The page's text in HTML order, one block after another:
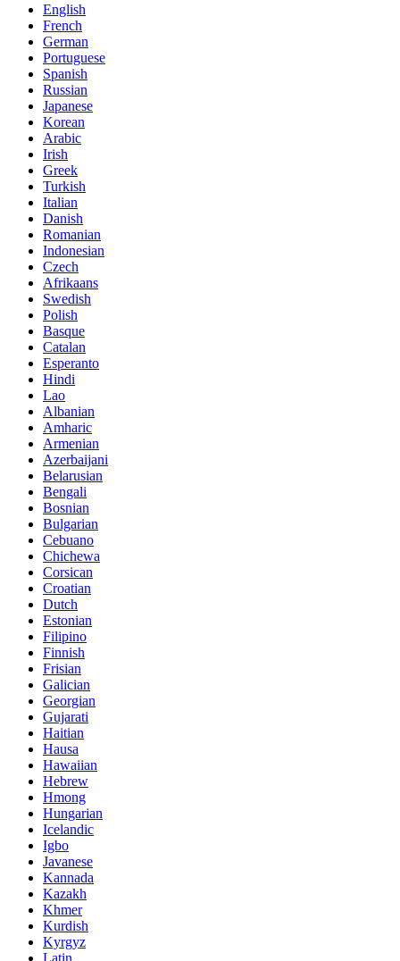
English
French
German
Portuguese
Spanish
Russian
Japanese
Korean
Arabic
Irish
Greek
Turkish
Italian
Danish
Romanian
Indonesian
Czech
Afrikaans
Swedish
Polish
Basque
Catalan
Esperanto
Hindi
Lao
Albanian
Amharic
Armenian
Azerbaijani
Belarusian
Bengali
Bosnian
Bulgarian
Cebuano
Chichewa
Corsican
Croatian
Dutch
Estonian
Filipino
Finnish
Frisian
Galician
Georgian
Gujarati
Haitian
Hausa
Hawaiian
Hebrew
Hmong
Hungarian
Icelandic
Igbo
Javanese
Kannada
Kazakh
Khmer
Kurdish
Kyrgyz
Latin